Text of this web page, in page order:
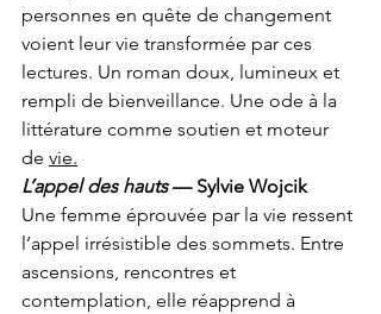
personnes en quête de changement
voient leur vie transformée par ces
lectures. Un roman doux, lumineux et
rempli de bienveillance. Une ode à la
littérature comme soutien et moteur
de vie.
L’appel des hauts — Sylvie Wojcik
Une femme éprouvée par la vie ressent
l’appel irrésistible des sommets. Entre
ascensions, rencontres et
contemplation, elle réapprend à